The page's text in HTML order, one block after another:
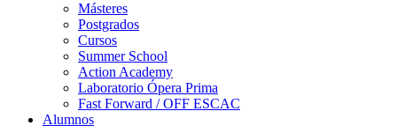
Másteres
Postgrados
Cursos
Summer School
Action Academy
Laboratorio Ópera Prima
Fast Forward / OFF ESCAC
Alumnos